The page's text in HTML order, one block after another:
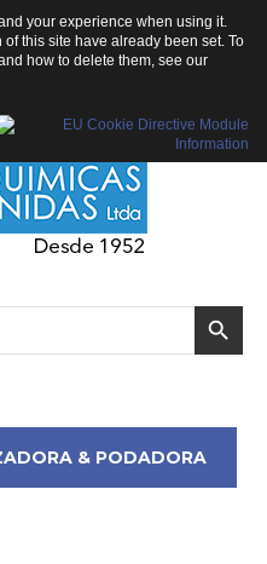
& PODADORA
your experience when using it.
this site have already been set. To
how to delete them, see our
Desmalezadora & Podadora: Desmalezadora Shindaiwa B530